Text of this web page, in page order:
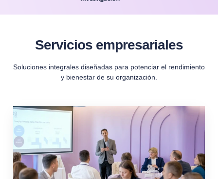
Servicios empresariales
Soluciones integrales diseñadas para potenciar el rendimiento
y bienestar de su organización.